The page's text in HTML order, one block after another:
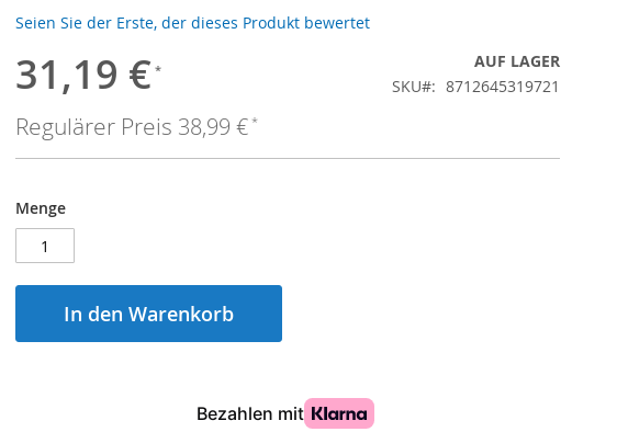
Seien Sie der Erste, der dieses Produkt bewertet
Sonderpreis
31,19 €
Regulärer Preis 38,99 €
AUF LAGER
SKU
8712645319721
Menge
In den Warenkorb